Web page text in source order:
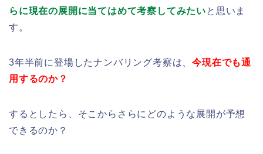
らに現在の展開に当てはめて考察してみたいと思いま
す。
3年半前に登場したナンバリング考察は、今現在でも通
用するのか？
するとしたら、そこからさらにどのような展開が予想
できるのか？